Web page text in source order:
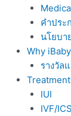
คำประ
นโยบา
Why
รางวัล
IUI
IVF/